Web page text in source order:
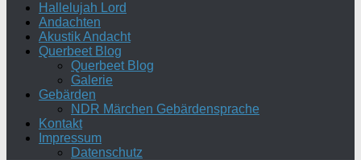
Hallelujah Lord
Andachten
Akustik Andacht
Querbeet Blog
Querbeet Blog
Galerie
Gebärden
NDR Märchen Gebärdensprache
Kontakt
Impressum
Datenschutz